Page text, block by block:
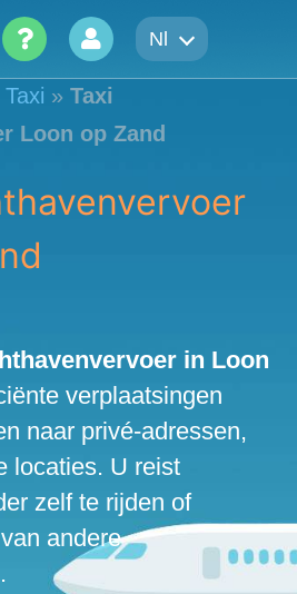
Nl
» Taxi
Loon op Zand
in Loon
verplaatsingen
naar privé-adressen,
locaties. U reist
zelf te rijden of
andere